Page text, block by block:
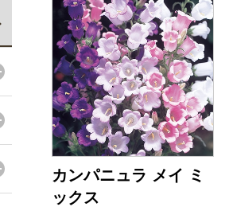
カンパニュラ メイ ミ
ックス